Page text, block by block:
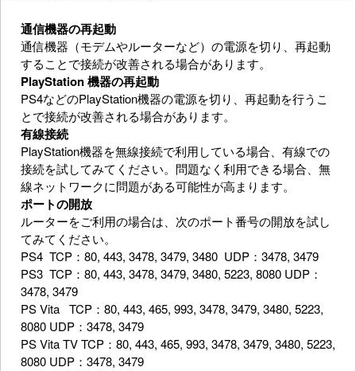
通信機器の再起動
通信機器（モデムやルーターなど）の電源を切り、再起動
することで接続が改善される場合があります。
PlayStation 機器の再起動
PS4などのPlayStation機器の電源を切り、再起動を行うこ
とで接続が改善される場合があります。
有線接続
PlayStation機器を無線接続で利用している場合、有線での
接続を試してみてください。問題なく利用できる場合、無
線ネットワークに問題がある可能性が高まります。
ポートの開放
ルーターをご利用の場合は、次のポート番号の開放を試し
てみてください。
PS4 TCP：80, 443, 3478, 3479, 3480 UDP：3478, 3479
PS3 TCP：80, 443, 3478, 3479, 3480, 5223, 8080 UDP：
3478, 3479
PS Vita TCP：80, 443, 465, 993, 3478, 3479, 3480, 5223,
8080 UDP：3478, 3479
PS Vita TV TCP：80, 443, 465, 993, 3478, 3479, 3480, 5223,
8080 UDP：3478, 3479